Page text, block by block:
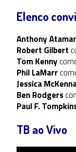
Elenco
Anthony
Robert Gilbert
Tom Kenny
Phil LaMarr
Jessica
Ben Rodgers
Paul F.
TB ao Vivo